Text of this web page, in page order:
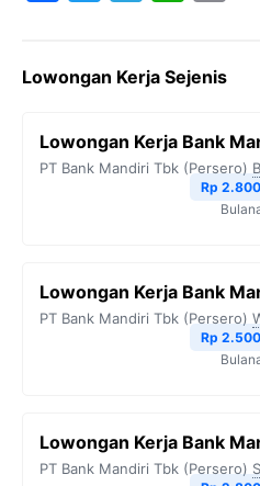
e
o
t
e
e
r
t
A
y
n
k
Lowongan Kerja Sejenis
Lowongan Kerja Bank
PT Bank Mandiri Tbk (Persero)
Rp
Lowongan Kerja Bank
PT Bank Mandiri Tbk (Persero)
Rp
Lowongan Kerja Bank
PT Bank Mandiri Tbk (Persero)